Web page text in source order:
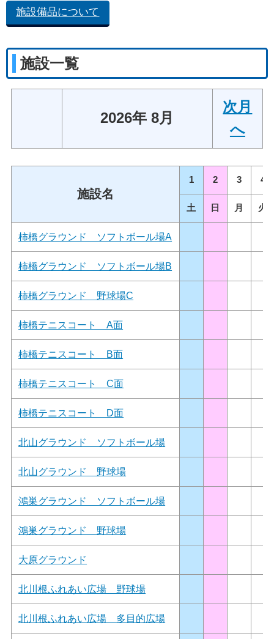
施設備品について
施設一覧
2026年 8月
次月
へ
施設名
1 2 3 4
土 日 月 火
柿橋グラウンド ソフトボール場A
柿橋グラウンド ソフトボール場B
柿橋グラウンド 野球場C
柿橋テニスコート A面
柿橋テニスコート B面
柿橋テニスコート C面
柿橋テニスコート D面
北山グラウンド ソフトボール場
北山グラウンド 野球場
鴻巣グラウンド ソフトボール場
鴻巣グラウンド 野球場
大原グラウンド
北川根ふれあい広場 野球場
北川根ふれあい広場 多目的広場